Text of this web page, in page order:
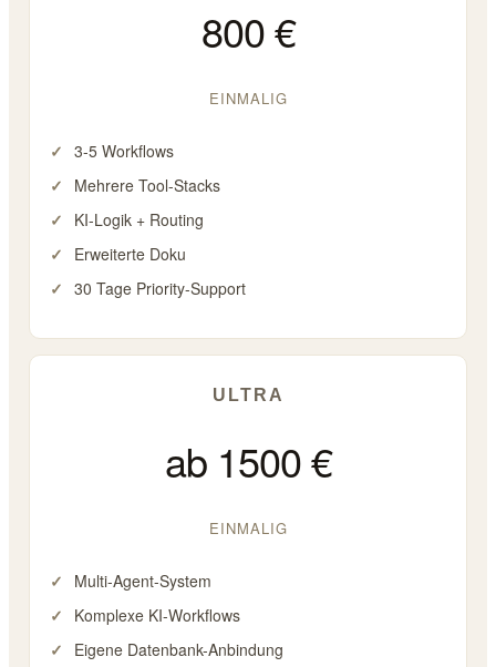
800 €
EINMALIG
3-5 Workflows
Mehrere Tool-Stacks
KI-Logik + Routing
Erweiterte Doku
30 Tage Priority-Support
ULTRA
ab 1500 €
EINMALIG
Multi-Agent-System
Komplexe KI-Workflows
Eigene Datenbank-Anbindung